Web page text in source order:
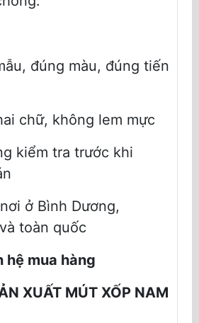
đúng màu, đúng tiến
chữ, không lem mực
kiểm tra trước khi
ở Bình Dương,
toàn quốc
hệ mua hàng
XUẤT MÚT XỐP NAM